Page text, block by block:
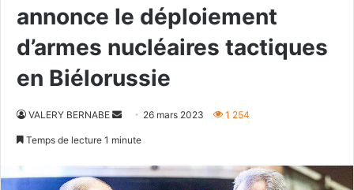
annonce le déploiement
d’armes nucléaires tactiques
en Biélorussie
VALERY BERNABE
Envoyer26 mars 2023 1 254
Temps de lecture 1 minute